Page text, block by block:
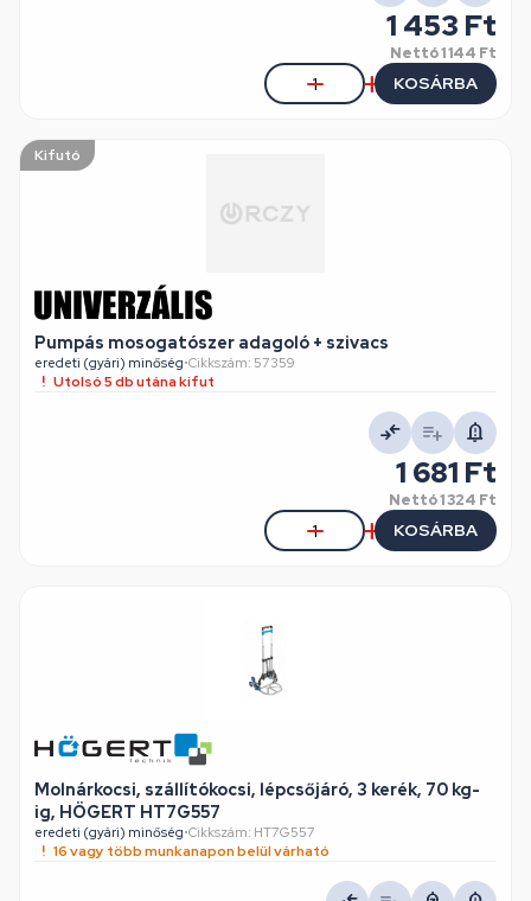
1 453 Ft
Nettó1 144 Ft
KOSÁRBA
Kifutó
Pumpás mosogatószer adagoló + szivacs
eredeti (gyári) minőség•Cikkszám: 57359
Utolsó 5 db utána kifut
1 681 Ft
Nettó1 324 Ft
KOSÁRBA
Molnárkocsi, szállítókocsi, lépcsőjáró, 3 kerék, 70 kg-
ig, HÖGERT HT7G557
eredeti (gyári) minőség•Cikkszám: HT7G557
16 vagy több munkanapon belül várható